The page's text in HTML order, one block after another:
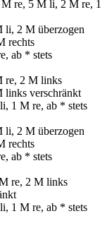
re, 5 M li, 2 M re, 1
li, 2 M überzogen
rechts
ab * stets
re, 2 M links
links verschränkt
1 M re, ab * stets
li, 2 M überzogen
rechts
ab * stets
re, 2 M links
1 M re, ab * stets